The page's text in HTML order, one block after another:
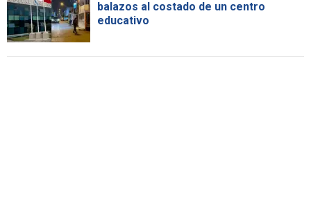
balazos al costado de un centro
educativo